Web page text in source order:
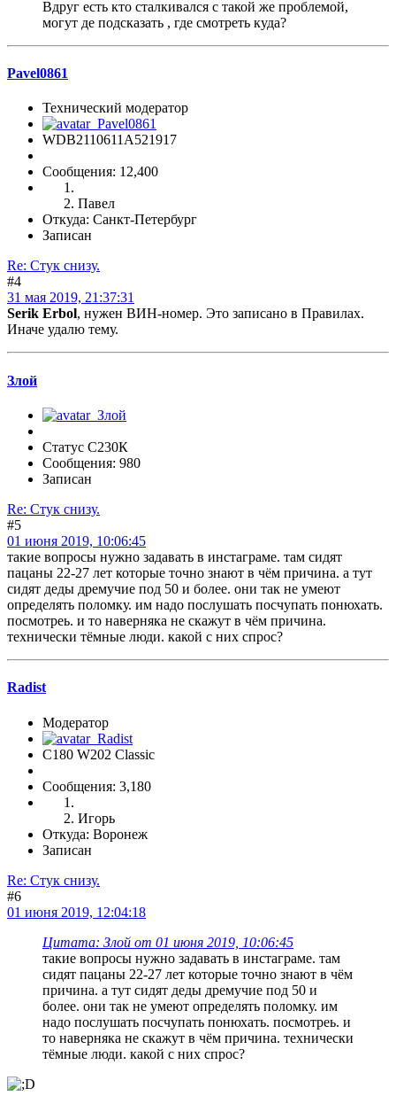
Вдруг есть кто сталкивался с такой же проблемой,
могут де подсказать , где смотреть куда?
Pavel0861
Технический модератор
WDB2110611A521917
Сообщения: 12,400
Павел
Откуда: Санкт-Петербург
Записан
Re: Стук снизу.
#4
31 мая 2019, 21:37:31
Serik Erbol, нужен ВИН-номер. Это записано в Правилах.
Иначе удалю тему.
Злой
Статус С230К
Сообщения: 980
Записан
Re: Стук снизу.
#5
01 июня 2019, 10:06:45
такие вопросы нужно задавать в инстаграме. там сидят
пацаны 22-27 лет которые точно знают в чём причина. а тут
сидят деды дремучие под 50 и более. они так не умеют
определять поломку. им надо послушать посчупать понюхать.
посмотреь. и то наверняка не скажут в чём причина.
технически тёмные люди. какой с них спрос?
Radist
Модератор
C180 W202 Classic
Сообщения: 3,180
Игорь
Откуда: Воронеж
Записан
Re: Стук снизу.
#6
01 июня 2019, 12:04:18
Цитата: Злой от 01 июня 2019, 10:06:45
такие вопросы нужно задавать в инстаграме. там
сидят пацаны 22-27 лет которые точно знают в чём
причина. а тут сидят деды дремучие под 50 и
более. они так не умеют определять поломку. им
надо послушать посчупать понюхать. посмотреь. и
то наверняка не скажут в чём причина. технически
тёмные люди. какой с них спрос?